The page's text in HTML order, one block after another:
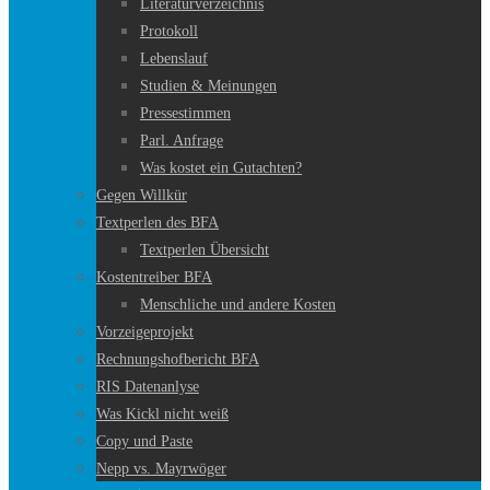
Literaturverzeichnis
Protokoll
Lebenslauf
Studien & Meinungen
Pressestimmen
Parl. Anfrage
Was kostet ein Gutachten?
Gegen Willkür
Textperlen des BFA
Textperlen Übersicht
Kostentreiber BFA
Menschliche und andere Kosten
Vorzeigeprojekt
Rechnungshofbericht BFA
RIS Datenanlyse
Was Kickl nicht weiß
Copy und Paste
Nepp vs. Mayrwöger